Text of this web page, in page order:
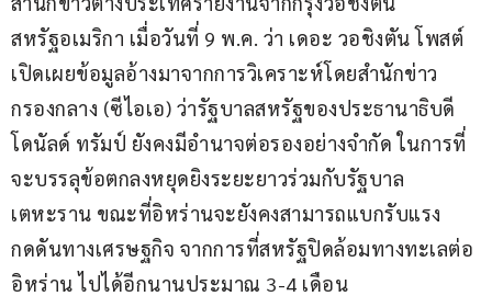
สหรัฐอเมริกา เมื่อวันที่ 9 พ.ค. ว่า เดอะ วอชิงตัน โพสต์
เปิดเผยข้อมูลอ้างมาจากการวิเคราะห์โดยสำนักข่าว
กรองกลาง (ซีไอเอ) ว่ารัฐบาลสหรัฐของประธานาธิบดี
โดนัลด์ ทรัมป์ ยังคงมีอำนาจต่อรองอย่างจำกัด ในการที่
จะบรรลุข้อตกลงหยุดยิงระยะยาวร่วมกับรัฐบาล
เตหะราน ขณะที่อิหร่านจะยังคงสามารถแบกรับแรง
กดดันทางเศรษฐกิจ จากการที่สหรัฐปิดล้อมทางทะเลต่อ
อิหร่าน ไปได้อีกนานประมาณ 3-4 เดือน